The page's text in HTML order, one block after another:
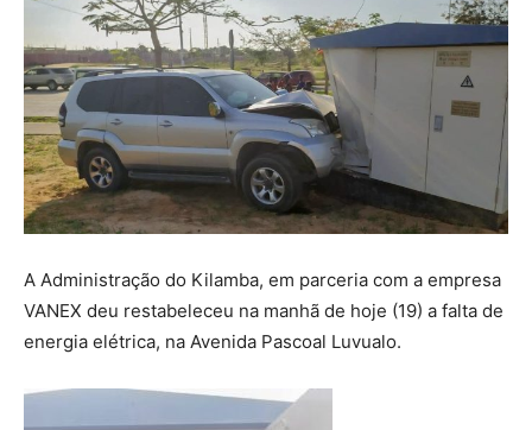
A Administração do Kilamba, em parceria com a empresa
VANEX deu restabeleceu na manhã de hoje (19) a falta de
energia elétrica, na Avenida Pascoal Luvualo.